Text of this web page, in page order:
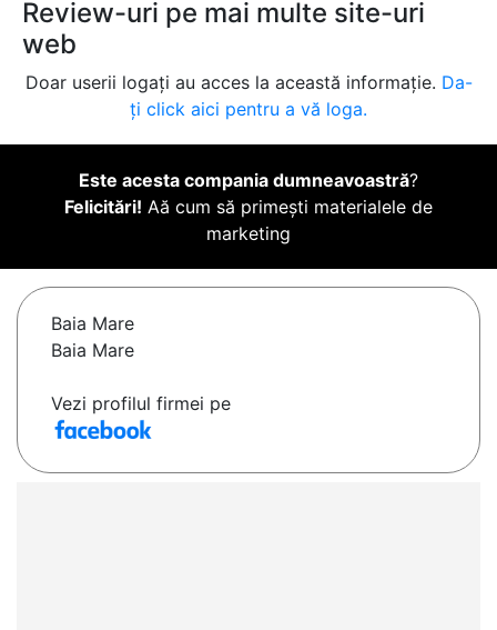
Review-uri pe mai multe site-uri
web
Doar userii logați au acces la această informație. Da-
ți click aici pentru a vă loga.
Este acesta compania dumneavoastră?
Felicitări! Aă cum să primești materialele de
marketing
Baia Mare
Baia Mare
Vezi profilul firmei pe